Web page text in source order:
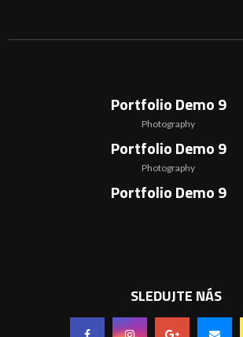
Portfolio Demo 9
Photography
Portfolio Demo 9
Photography
Portfolio Demo 9
SLEDUJTE NÁS